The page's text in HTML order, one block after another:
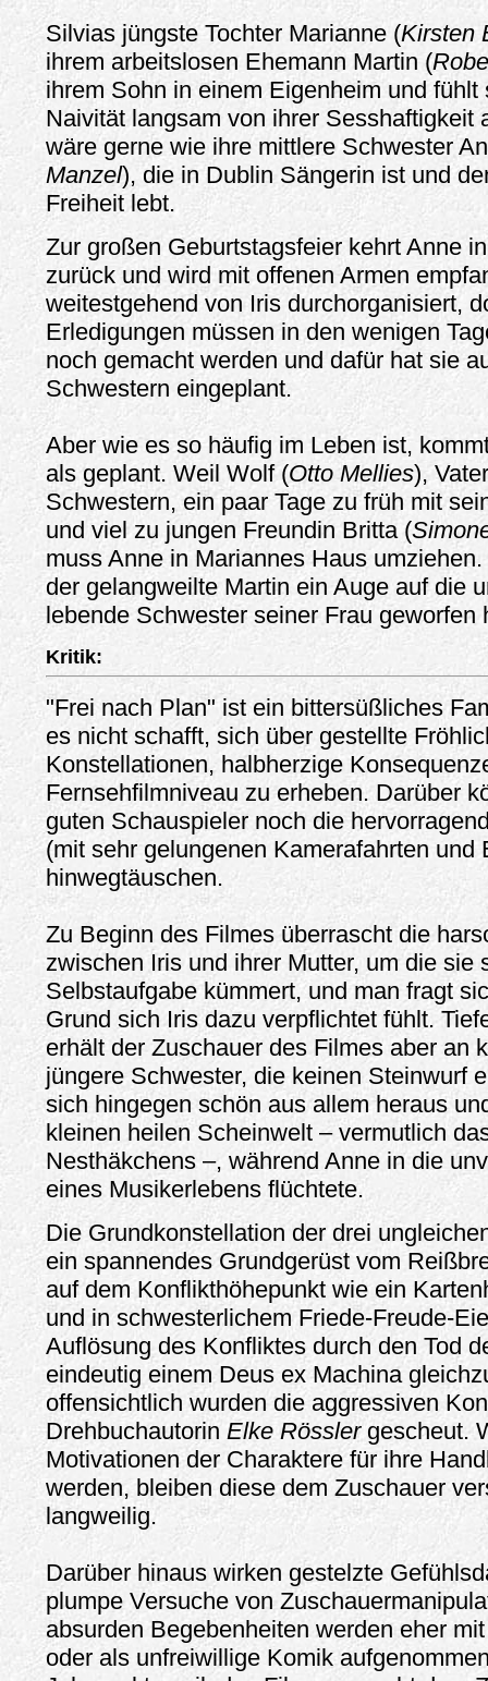
Silvias jüngste Tochter Marianne (Kirsten
ihrem arbeitslosen Ehemann Martin (
ihrem Sohn in einem Eigenheim und fühlt
Naivität langsam von ihrer Sesshaftigkeit
wäre gerne wie ihre mittlere Schwester
Manzel), die in Dublin Sängerin ist und
Freiheit lebt.
Zur großen Geburtstagsfeier kehrt Anne
zurück und wird mit offenen Armen
weitestgehend von Iris durchorganisiert,
Erledigungen müssen in den wenigen
noch gemacht werden und dafür hat sie
Schwestern eingeplant.
Aber wie es so häufig im Leben ist,
als geplant. Weil Wolf (Otto Mellies),
Schwestern, ein paar Tage zu früh mit
und viel zu jungen Freundin Britta (
muss Anne in Mariannes Haus
der gelangweilte Martin ein Auge auf die
lebende Schwester seiner Frau geworfen
Kritik:
"Frei nach Plan" ist ein bittersüßliches
es nicht schafft, sich über gestellte
Konstellationen, halbherzige
Fernsehfilmniveau zu erheben. Darüber
guten Schauspieler noch die
(mit sehr gelungenen Kamerafahrten und
hinwegtäuschen.
Zu Beginn des Filmes überrascht die
zwischen Iris und ihrer Mutter, um die sie
Selbstaufgabe kümmert, und man fragt
Grund sich Iris dazu verpflichtet fühlt.
erhält der Zuschauer des Filmes aber an
jüngere Schwester, die keinen Steinwurf
sich hingegen schön aus allem heraus
kleinen heilen Scheinwelt – vermutlich
Nesthäkchens –, während Anne in die
eines Musikerlebens flüchtete.
Die Grundkonstellation der drei
ein spannendes Grundgerüst vom
auf dem Konflikthöhepunkt wie ein
und in schwesterlichem Friede-Freude-
Auflösung des Konfliktes durch den Tod
eindeutig einem Deus ex Machina
offensichtlich wurden die aggressiven
Drehbuchautorin Elke Rösslergescheut.
Motivationen der Charaktere für ihre
werden, bleiben diese dem Zuschauer
langweilig.
Darüber hinaus wirken gestelzte
plumpe Versuche von
absurden Begebenheiten werden eher
oder als unfreiwillige Komik